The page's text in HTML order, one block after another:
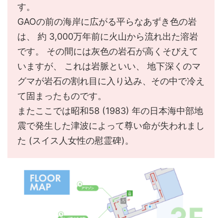
す。
GAOの前の海岸に広がる平らなあずき色の岩
は、 約 3,000万年前に火山から流れ出た溶岩
です。 その間には灰色の岩石が高くそびえて
いますが、 これは岩脈といい、 地下深くのマ
グマが岩石の割れ目に入り込み、その中で冷え
て固まったものです。
またここでは昭和58 (1983) 年の日本海中部地
震で発生した津波によって尊い命が失われまし
た (スイス人女性の慰霊碑)。